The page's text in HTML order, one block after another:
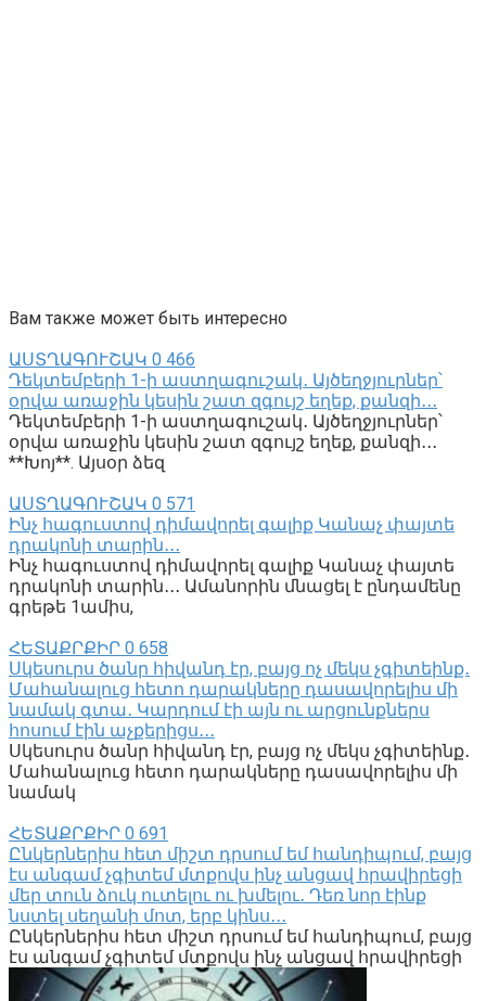
Вам также может быть интересно
ԱՍՏՂԱԳՈՒՇԱԿ 0 466
Դեկտեմբերի 1-ի աստղագուշակ․ Այծեղջյուրներ՝
օրվա առաջին կեսին շատ զգույշ եղեք, քանզի․․․
Դեկտեմբերի 1-ի աստղագուշակ․ Այծեղջյուրներ՝
օրվա առաջին կեսին շատ զգույշ եղեք, քանզի․․․
**Խոյ**. Այսօր ձեզ
ԱՍՏՂԱԳՈՒՇԱԿ 0 571
Ինչ հագուստով դիմավորել գալիք Կանաչ փայտե
դրակոնի տարին․․․
Ինչ հագուստով դիմավորել գալիք Կանաչ փայտե
դրակոնի տարին․․․ Ամանորին մնացել է ընդամենը
գրեթե 1ամիս,
ՀԵՏԱՔՐՔԻՐ 0 658
Սկեսուրս ծանր հիվանդ էր, բայց ոչ մեկս չգիտեինք․
Մահանալուց հետո դարակները դասավորելիս մի
նամակ գտա․ Կարդում էի այն ու արցունքներս
հոսում էին աչքերիցս․․․
Սկեսուրս ծանր հիվանդ էր, բայց ոչ մեկս չգիտեինք․
Մահանալուց հետո դարակները դասավորելիս մի
նամակ
ՀԵՏԱՔՐՔԻՐ 0 691
Ընկերներիս հետ միշտ դրսում եմ հանդիպում, բայց
էս անգամ չգիտեմ մտքովս ինչ անցավ հրավիրեցի
մեր տուն ձուկ ուտելու ու խմելու․ Դեռ նոր էինք
նստել սեղանի մոտ, երբ կինս․․․
Ընկերներիս հետ միշտ դրսում եմ հանդիպում, բայց
էս անգամ չգիտեմ մտքովս ինչ անցավ հրավիրեցի